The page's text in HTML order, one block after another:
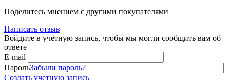
Поделитесь мнением с другими покупателями
Написать отзыв
Войдите в учётную запись, чтобы мы могли сообщить вам об
ответе
E-mail
ПарольЗабыли пароль?
Создать учетную запись